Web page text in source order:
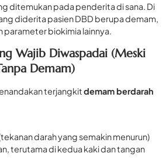
ditemukan pada penderita di sana. Di
diderita pasien DBD berupa demam,
parameter biokimia lainnya.
Wajib Diwaspadai (Meski
Demam)
terjangkitdemam berdarah
darah yang semakin menurun)
terutama di kedua kaki dan tangan